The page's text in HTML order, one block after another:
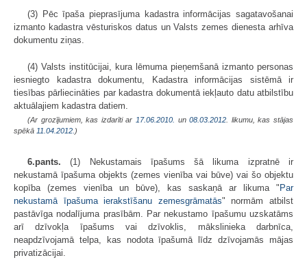
(3) Pēc īpaša pieprasījuma kadastra informācijas sagatavošanai
izmanto kadastra vēsturiskos datus un Valsts zemes dienesta arhīva
dokumentu ziņas.
(4) Valsts institūcijai, kura lēmuma pieņemšanā izmanto personas
iesniegto kadastra dokumentu, Kadastra informācijas sistēmā ir
tiesības pārliecināties par kadastra dokumentā iekļauto datu atbilstību
aktuālajiem kadastra datiem.
(Ar grozījumiem, kas izdarīti ar 17.06.2010. un08.03.2012 . likumu, kas stājas
spēkā 11.04.2012. )
6.pants. (1) Nekustamais īpašums šā likuma izpratnē ir
nekustamā īpašuma objekts (zemes vienība vai būve) vai šo objektu
kopība (zemes vienība un būve), kas saskaņā ar likuma " Par
nekustamā īpašuma ierakstīšanu zemesgrāmatās" normām atbilst
pastāvīga nodalījuma prasībām. Par nekustamo īpašumu uzskatāms
arī dzīvokļa īpašums vai dzīvoklis, mākslinieka darbnīca,
neapdzīvojamā telpa, kas nodota īpašumā līdz dzīvojamās mājas
privatizācijai.